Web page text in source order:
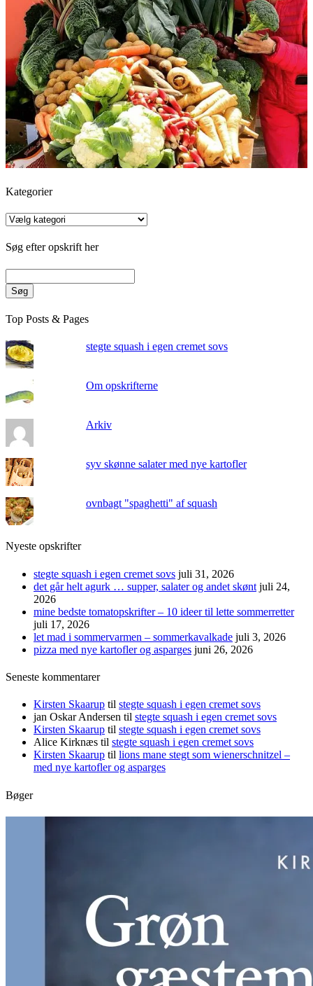
Kategorier
Kategorier
Søg efter opskrift her
Søg
Top Posts & Pages
stegte squash i egen cremet sovs
Om opskrifterne
Arkiv
syv skønne salater med nye kartofler
ovnbagt "spaghetti" af squash
Nyeste opskrifter
stegte squash i egen cremet sovs juli 31, 2026
det går helt agurk … supper, salater og andet skønt juli 24,
2026
mine bedste tomatopskrifter – 10 ideer til lette sommerretter
juli 17, 2026
let mad i sommervarmen – sommerkavalkade juli 3, 2026
pizza med nye kartofler og asparges juni 26, 2026
Seneste kommentarer
Kirsten Skaarup til stegte squash i egen cremet sovs
jan Oskar Andersen til stegte squash i egen cremet sovs
Kirsten Skaarup til stegte squash i egen cremet sovs
Alice Kirknæs til stegte squash i egen cremet sovs
Kirsten Skaarup til lions mane stegt som wienerschnitzel –
med nye kartofler og asparges
Bøger